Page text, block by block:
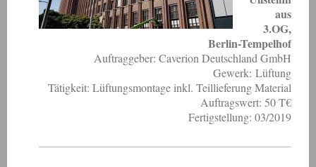
aus
3.OG,
Berlin-Tempelhof
Auftraggeber: Caverion Deutschland GmbH
Gewerk: Lüftung
Tätigkeit: Lüftungsmontage inkl. Teillieferung Material
Auftragswert: 50 T€
Fertigstellung: 03/2019